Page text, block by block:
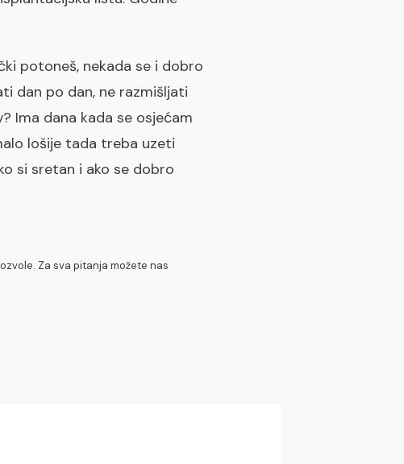
potoneš, nekada se i dobro
dan po dan, ne razmišljati
Ima dana kada se osjećam
lošije tada treba uzeti
si sretan i ako se dobro
Za sva pitanja možete nas